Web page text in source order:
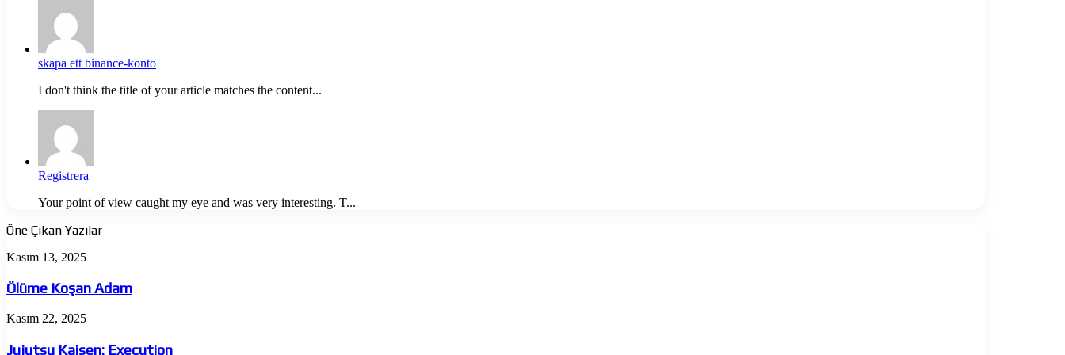
skapa ett binance-konto
I don't think the title of your article matches the content...
Registrera
Your point of view caught my eye and was very interesting. T...
Öne Çıkan Yazılar
Ölüme
Adam
Kasım 13, 2025
Ölüme Koşan Adam
Jujutsu
Execution
Kasım 22, 2025
Jujutsu Kaisen: Execution